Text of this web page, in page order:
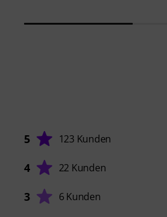
5 123 Kunden
4 22 Kunden
3 6 Kunden